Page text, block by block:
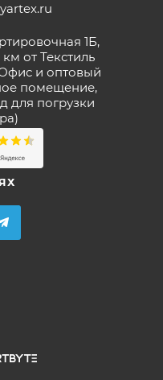
1Б,
от Текстиль
и оптовый
помещение,
для погрузки